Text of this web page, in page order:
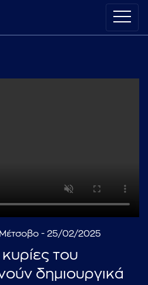
- 25/02/2025
του
δημιουργικά